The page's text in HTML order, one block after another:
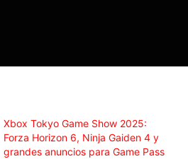
Xbox Tokyo Game Show 2025:
Forza Horizon 6, Ninja Gaiden 4 y
grandes anuncios para Game Pass